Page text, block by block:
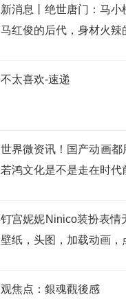
新消息丨绝世唐门：马小
马红俊的后代，身材火辣
不太喜欢-速递
世界微资讯！国产动画都
若鸿文化是不是走在时代
钉宫妮妮Ninico装扮表情
壁纸，头图，加载动画，
观焦点：銀魂觀後感